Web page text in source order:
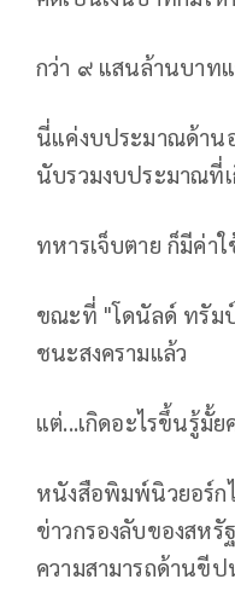
กว่า ๙ แสนล้านบาท
นี่แค่งบประมาณด้าน
นับรวมงบประมาณที่
ทหารเจ็บตาย ก็มีค่าใ
ขณะที่ "โดนัลด์ ทรัม
ชนะสงครามแล้ว
แต่...เกิดอะไ
หนังสือพิมพ์นิวยอร์ก
ข่าวกรองลับของสหรั
ความสามารถด้านขี